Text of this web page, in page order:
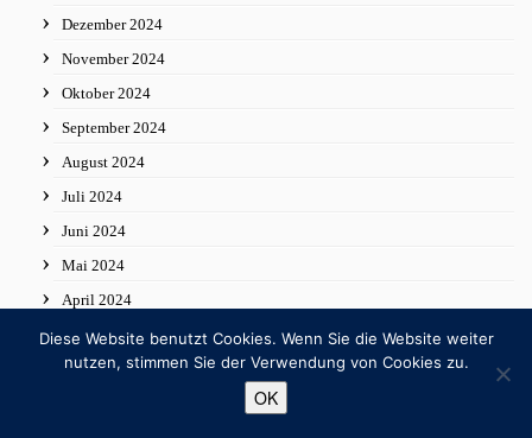
Dezember 2024
November 2024
Oktober 2024
September 2024
August 2024
Juli 2024
Juni 2024
Mai 2024
April 2024
März 2024
Februar 2024
Diese Website benutzt Cookies. Wenn Sie die Website weiter
nutzen, stimmen Sie der Verwendung von Cookies zu.
OK